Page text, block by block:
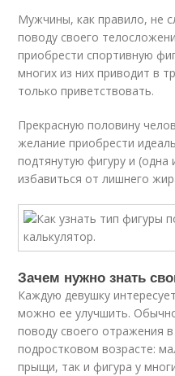
Мужчины, как правило, не
поводу своего
приобрести спортивную
многих из них приводит в
только приветствовать.
Прекрасную половину
желание приобрести
подтянутую фигуру и (одна
избавиться от лишнего
Зачем нужно знать
Каждую девушку
можно ее улучшить.
поводу своего отражения
подростковом возрасте:
прыщи, так и фигура у